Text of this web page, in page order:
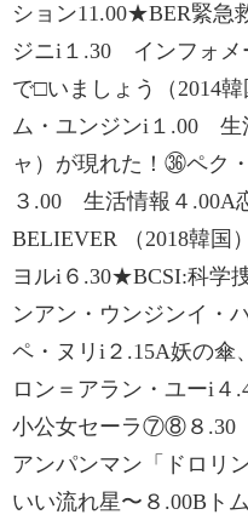
ション11.00★BER緊急
ジニi１.30 インフォメ
で□いましょう（2014
ム・ユンジンi１.00 生
ャ）が現れた！㊱ペク
３.00 生活情報４
BELIEVER （2018韓国
ヨルi６.30★BCSI:科学
ンアン・ウンジンイ・
ペ・ヌリi２.15A妖の
ロン＝アラン・ユーi
小公女セーラ⑦⑧８.30
アンパンマン「ドロリ
いい流れ星〜８.00Bト